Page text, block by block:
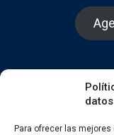
datos
Para ofrecer las
a